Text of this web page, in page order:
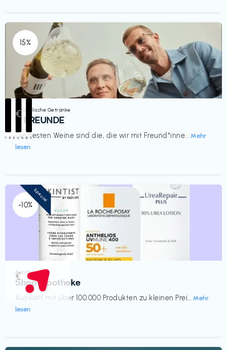
15%
Alkoholische Getränke
III FREUNDE
Die besten Weine sind die, die wir mit Freund*inne... Mehr
lesen
€‎
-10%
Apotheke
Shop Apotheke
Auswahl mit über 100.000 Produkten zu kleinen Prei... Mehr
lesen
€‎
Special